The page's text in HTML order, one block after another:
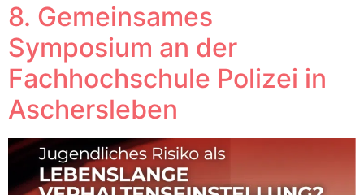
8. Gemeinsames
Symposium an der
Fachhochschule Polizei in
Aschersleben